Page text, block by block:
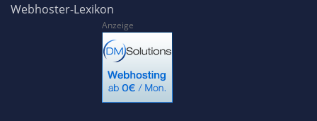
Webhoster-Lexikon
Anzeige